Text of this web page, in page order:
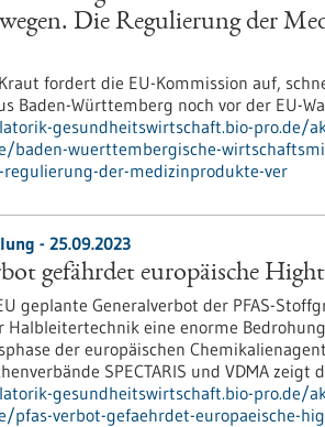
Die Regulierung der
fordert die EU-Kommission auf,
Baden-Württemberg noch vor der EU-
gesundheitswirtschaft.bio-pro.de/
baden-wuerttembergische-
regulierung-der-medizinprodukte-ver
- 25.09.2023
gefährdet europäische
geplante Generalverbot der PFAS-
Halbleitertechnik eine enorme
der europäischen
SPECTARIS und VDMA
gesundheitswirtschaft.bio-pro.de/
pfas-verbot-gefaehrdet-europaeische-